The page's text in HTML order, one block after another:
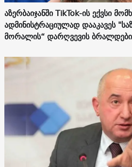
აზერბაიჯანში TikTok-ის ექვსი
ადმინისტრაციულად დააკავეს
მორალის“ დარღვევის